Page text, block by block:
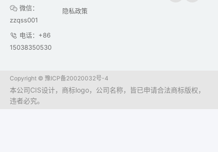
微信：
zzqss001
电话：+86
15038350530
隐私政策
Copyright © 豫ICP备20020032号-4
本公司CIS设计，商标logo，公司名称，皆已申请合法商标版权，
违者必究。